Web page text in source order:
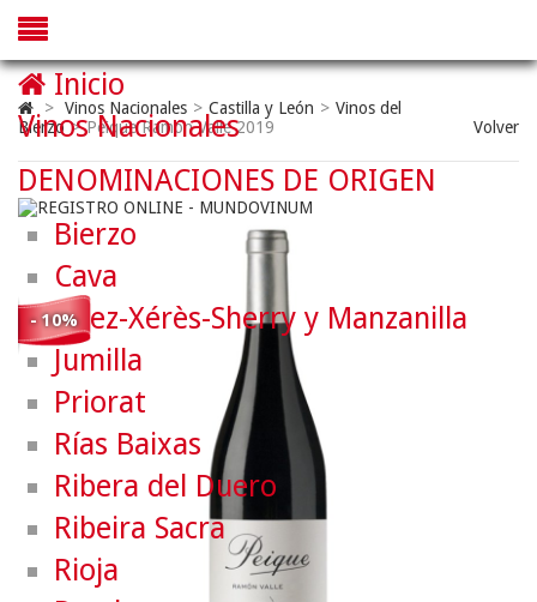
> Vinos Nacionales > Castilla y León > Vinos del
Bierzo > Peique Ramón Valle 2019 Volver
- 10%
Inicio
Vinos Nacionales
DENOMINACIONES DE ORIGEN
Bierzo
Cava
Jerez-Xérès-Sherry y Manzanilla
Jumilla
Priorat
Rías Baixas
Ribera del Duero
Ribeira Sacra
Rioja